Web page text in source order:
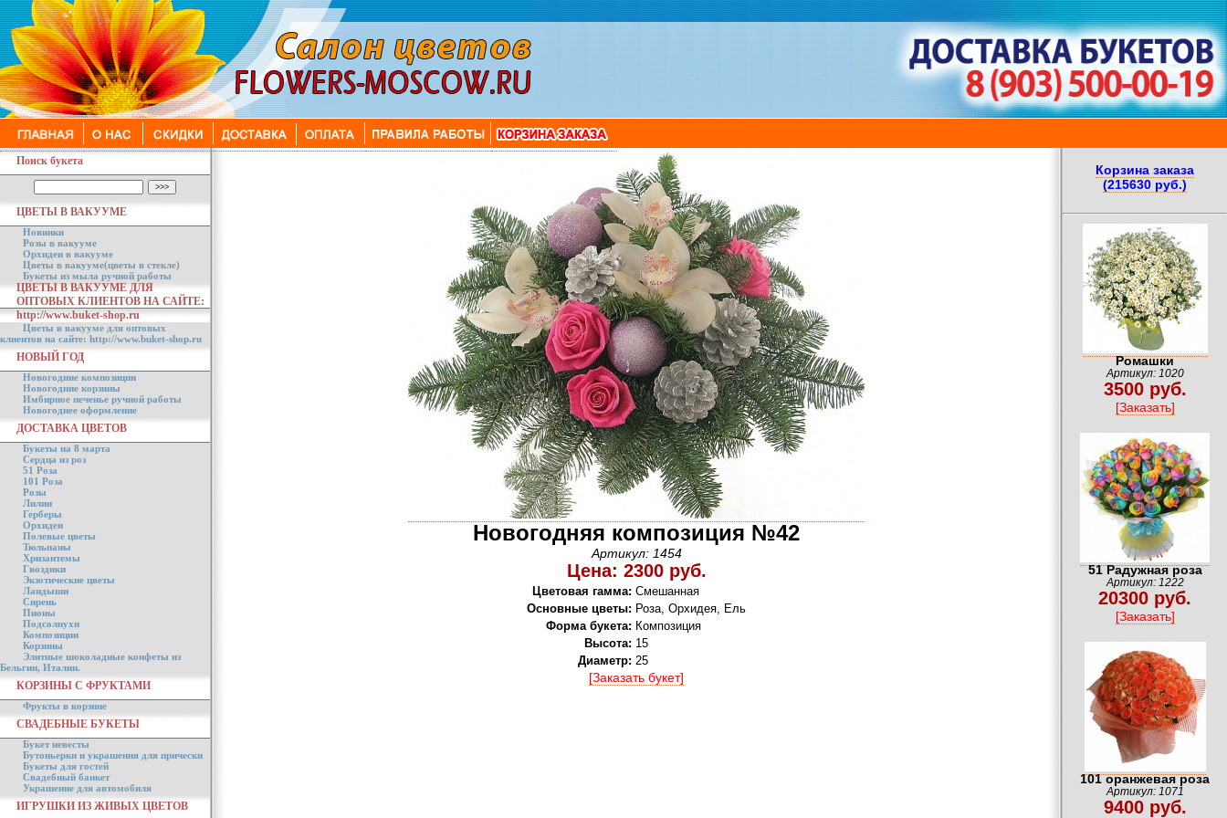
Поиск букета
ЦВЕТЫ В ВАКУУМЕ
Новинки
Розы в вакууме
Орхидеи в вакууме
Цветы в вакууме(цветы в стекле)
Букеты из мыла ручной работы
ЦВЕТЫ В ВАКУУМЕ ДЛЯ
ОПТОВЫХ КЛИЕНТОВ НА САЙТЕ:
http://www.buket-shop.ru
Цветы в вакууме для оптовых
клиентов на сайте: http://www.buket-shop.ru
НОВЫЙ ГОД
Новогодние композиции
Новогодние корзины
Имбирное печенье ручной работы
Новогоднее оформление
ДОСТАВКА ЦВЕТОВ
Букеты на 8 марта
Сердца из роз
51 Роза
101 Роза
Розы
Лилии
Герберы
Орхидеи
Полевые цветы
Тюльпаны
Хризантемы
Гвоздики
Экзотические цветы
Ландыши
Сирень
Пионы
Подсолнухи
Композиции
Корзины
Элитные шоколадные конфеты из
Бельгии, Италии.
КОРЗИНЫ С ФРУКТАМИ
Фрукты в корзине
СВАДЕБНЫЕ БУКЕТЫ
Букет невесты
Бутоньерки и украшения для прически
Букеты для гостей
Свадебный банкет
Украшение для автомобиля
ИГРУШКИ ИЗ ЖИВЫХ ЦВЕТОВ
Новогодняя композиция №42
Артикул: 1454
Цена: 2300 руб.
Цветовая гамма: Смешанная
Основные цветы: Роза, Орхидея, Ель
Форма букета: Композиция
Высота: 15
Диаметр: 25
[Заказать букет]
Корзина заказа
(215630 руб.)
Ромашки
Артикул: 1020
3500 руб.
[Заказать]
51 Радужная роза
Артикул: 1222
20300 руб.
[Заказать]
101 оранжевая роза
Артикул: 1071
9400 руб.